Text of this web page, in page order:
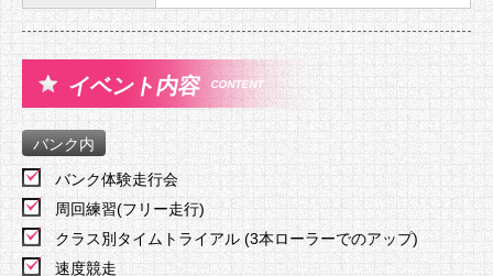
イベント内容 CONTENT
バンク内
バンク体験走行会
周回練習(フリー走行)
クラス別タイムトライアル (3本ローラーでのアップ)
速度競走